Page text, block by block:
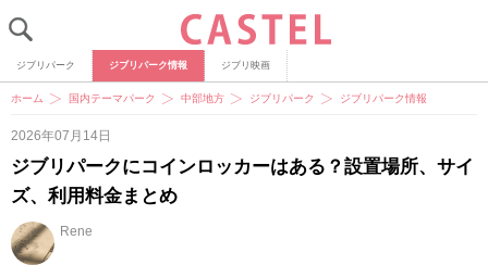
ジブリパーク ジブリパーク情報 ジブリ映画
ホーム 国内テーマパーク 中部地方 ジブリパーク ジブリパーク情報
2026年07月14日
ジブリパークにコインロッカーはある？設置場所、サイ
ズ、利用料金まとめ
Rene